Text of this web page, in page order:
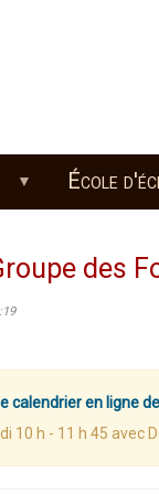
École
des
calendrier en ligne
10 h - 11 h 45 avec